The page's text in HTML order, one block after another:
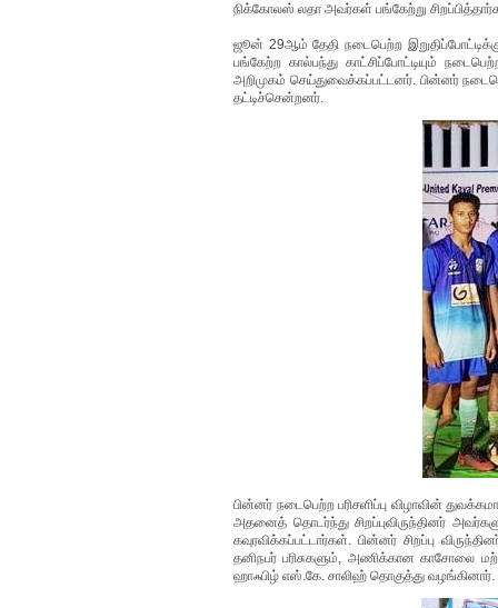
நிக்கோலஸ் லதா அவர்கள் பங்கேற்று
ஜூன் 29ஆம் தேதி நடைபெற்ற
பங்கேற்ற கால்பந்து காட்சிப்போட்டியும்
அறிமுகம் செய்துவைக்கப்பட்டனர். பின்னர்
தட்டிச்சென்றனர்.
பின்னர் நடைபெற்ற பரிசளிப்பு விழாவின்
அதனைத் தொடர்ந்து சிறப்புவிருந்தினர்
கவுரவிக்கப்பட்டார்கள். பின்னர் சிறப்பு
தனிநபர் பரிசுகளும், அணிக்கான காசோலை
ஹாஃபிழ் எஸ்.கே. சாலிஹ் தொகுத்து வழங்கினார்.